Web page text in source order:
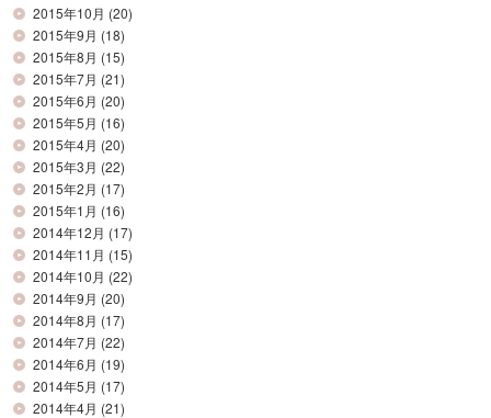
2015年10月 (20)
2015年9月 (18)
2015年8月 (15)
2015年7月 (21)
2015年6月 (20)
2015年5月 (16)
2015年4月 (20)
2015年3月 (22)
2015年2月 (17)
2015年1月 (16)
2014年12月 (17)
2014年11月 (15)
2014年10月 (22)
2014年9月 (20)
2014年8月 (17)
2014年7月 (22)
2014年6月 (19)
2014年5月 (17)
2014年4月 (21)